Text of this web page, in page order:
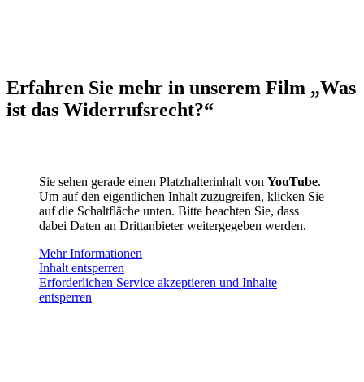
Erfahren Sie mehr in unserem Film „Was
ist das Widerrufsrecht?“
Sie sehen gerade einen Platzhalterinhalt von YouTube.
Um auf den eigentlichen Inhalt zuzugreifen, klicken Sie
auf die Schaltfläche unten. Bitte beachten Sie, dass
dabei Daten an Drittanbieter weitergegeben werden.
Mehr Informationen
Inhalt entsperren
Erforderlichen Service akzeptieren und Inhalte
entsperren